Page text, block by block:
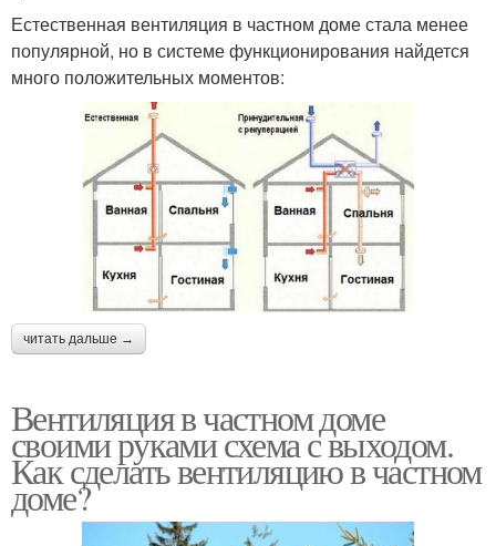
Естественная вентиляция в частном доме стала менее
популярной, но в системе функционирования найдется
много положительных моментов:
читать дальше →
Вентиляция в частном доме
своими руками схема с выходом.
Как сделать вентиляцию в частном
доме?